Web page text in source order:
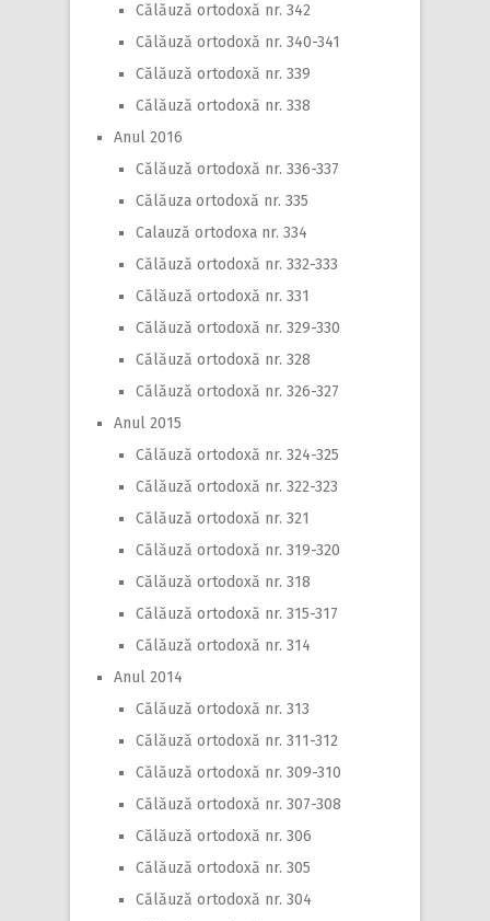
Călăuză ortodoxă nr. 342
Călăuză ortodoxă nr. 340-341
Călăuză ortodoxă nr. 339
Călăuză ortodoxă nr. 338
Anul 2016
Călăuză ortodoxă nr. 336-337
Călăuza ortodoxă nr. 335
Calauză ortodoxa nr. 334
Călăuză ortodoxă nr. 332-333
Călăuză ortodoxă nr. 331
Călăuză ortodoxă nr. 329-330
Călăuză ortodoxă nr. 328
Călăuză ortodoxă nr. 326-327
Anul 2015
Călăuză ortodoxă nr. 324-325
Călăuză ortodoxă nr. 322-323
Călăuză ortodoxă nr. 321
Călăuză ortodoxă nr. 319-320
Călăuză ortodoxă nr. 318
Călăuză ortodoxă nr. 315-317
Călăuză ortodoxă nr. 314
Anul 2014
Călăuză ortodoxă nr. 313
Călăuză ortodoxă nr. 311-312
Călăuză ortodoxă nr. 309-310
Călăuză ortodoxă nr. 307-308
Călăuză ortodoxă nr. 306
Călăuză ortodoxă nr. 305
Călăuză ortodoxă nr. 304